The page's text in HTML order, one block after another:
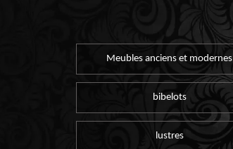
Meubles anciens et modernes
bibelots
lustres